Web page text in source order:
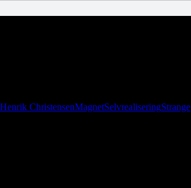
Henrik ChristensenMagnetSelvrealiseringStrange